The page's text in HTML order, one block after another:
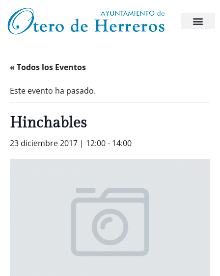
« Todos los Eventos
Este evento ha pasado.
Hinchables
23 diciembre 2017 | 12:00- 14:00